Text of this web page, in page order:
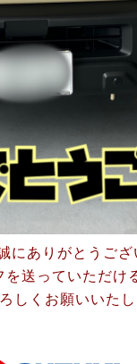
にありがとうござ
送っていただけ
しくお願いいたし